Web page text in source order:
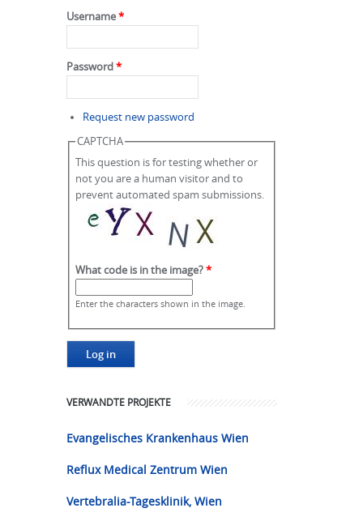
Username*
Password*
Request new password
CAPTCHA
This question is for testing whether or
not you are a human visitor and to
prevent automated spam submissions.
What code is in the image?*
Enter the characters shown in the image.
VERWANDTE PROJEKTE
Evangelisches Krankenhaus Wien
Reflux Medical Zentrum Wien
Vertebralia-Tagesklinik, Wien